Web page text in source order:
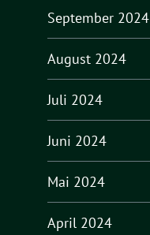
September 2024
August 2024
Juli 2024
Juni 2024
Mai 2024
April 2024